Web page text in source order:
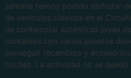
semana hemos podido disfrutar
de vehículos clásicos en el
de contemplar auténticas joyas
contamos con varios puestos
conseguir recambios y
coches. La actividad no se